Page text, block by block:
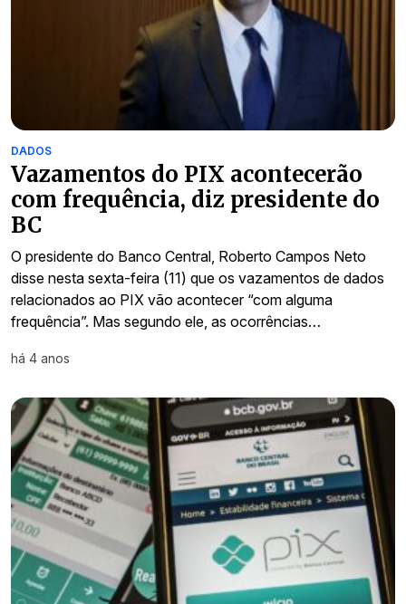
DADOS
Vazamentos do PIX acontecerão
com frequência, diz presidente do
BC
O presidente do Banco Central, Roberto Campos Neto
disse nesta sexta-feira (11) que os vazamentos de dados
relacionados ao PIX vão acontecer “com alguma
frequência”. Mas segundo ele, as ocorrências…
há 4 anos